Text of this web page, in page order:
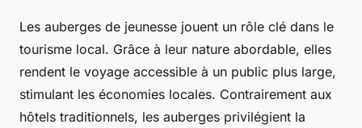
Les auberges de jeunesse jouent un rôle clé dans le
tourisme local. Grâce à leur nature abordable, elles
rendent le voyage accessible à un public plus large,
stimulant les économies locales. Contrairement aux
hôtels traditionnels, les auberges privilégient la